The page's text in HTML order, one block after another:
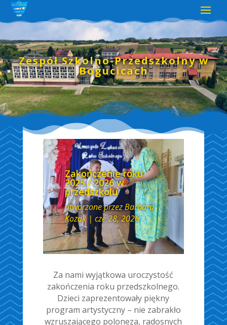
Zespół Szkolno-Przedszkolny w
Bogucicach
Zakończenie roku
2025 / 2026 w
przedszkolu
utworzone przezBarbara
Kozak|cze 28, 2026
Za nami wyjątkowa uroczystość
zakończenia roku przedszkolnego.
Dzieci zaprezentowały piękny
program artystyczny – nie zabrakło
wzruszającego poloneza, radosnych